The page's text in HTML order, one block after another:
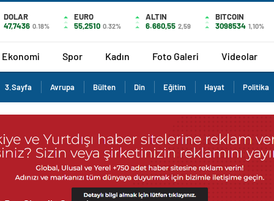
DOLAR
47,7436 0.18%
EURO
55,2510 0.32%
ALTIN
6.660,55 2,59
BITCOIN
3098534 1,10%
Ekonomi Spor Kadın Foto Galeri Videolar
3.Sayfa Avrupa Bülten Din Eğitim Hayat Politika